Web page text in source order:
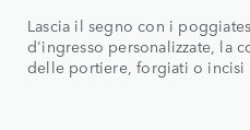
Lascia il segno con i
d'ingresso personalizzate, la
delle portiere, forgiati o incisi